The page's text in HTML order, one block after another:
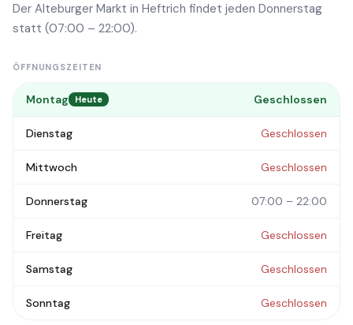
Der Alteburger Markt in Heftrich findet jeden Donnerstag
statt (07:00 – 22:00).
ÖFFNUNGSZEITEN
Montag Heute Geschlossen
Dienstag Geschlossen
Mittwoch Geschlossen
Donnerstag 07:00 – 22:00
Freitag Geschlossen
Samstag Geschlossen
Sonntag Geschlossen